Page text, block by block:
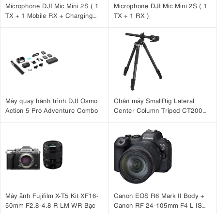
Microphone DJI Mic Mini 2S ( 1
TX + 1 Mobile RX + Charging
Microphone DJI Mic Mini 2S ( 1
TX + 1 RX )
Máy quay hành trình DJI Osmo
Action 5 Pro Adventure Combo
Chân máy SmallRig Lateral
Center Column Tripod CT200
Máy ảnh Fujifilm X-T5 Kit XF16-
50mm F2.8-4.8 R LM WR Bạc
Canon EOS R6 Mark II Body +
Canon RF 24-105mm F4 L IS